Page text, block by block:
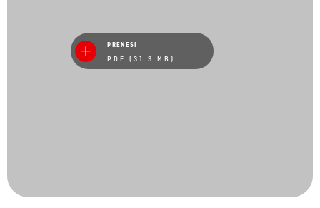
PRENESI
PDF (31.9 MB)